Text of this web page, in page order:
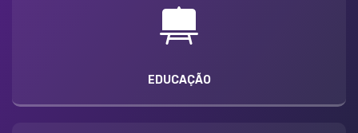
EDUCAÇÃO